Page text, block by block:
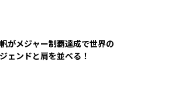
がメジャー制覇達成で世界の
ェンドと肩を並べる！